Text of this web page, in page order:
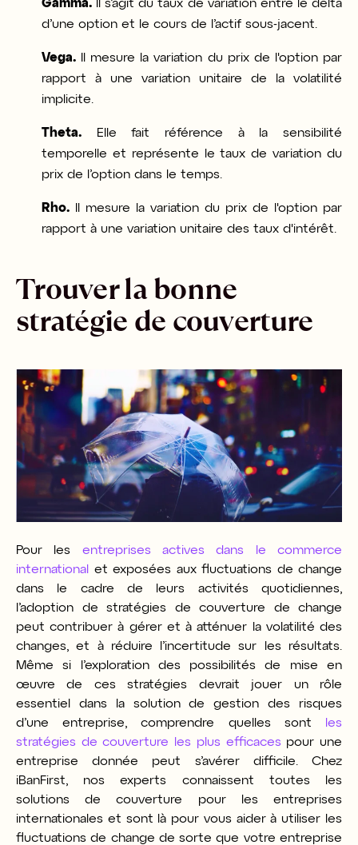
Gamma. Il s’agit du taux de variation entre le delta
d’une option et le cours de l’actif sous-jacent.
Vega. Il mesure la variation du prix de l'option par
rapport à une variation unitaire de la volatilité
implicite.
Theta. Elle fait référence à la sensibilité
temporelle et représente le taux de variation du
prix de l’option dans le temps.
Rho. Il mesure la variation du prix de l'option par
rapport à une variation unitaire des taux d'intérêt.
Trouver la bonne
stratégie de couverture
Pour les entreprises actives dans le commerce
international
et exposées aux fluctuations de change
dans le cadre de leurs activités quotidiennes,
l’adoption de stratégies de couverture de change
peut contribuer à gérer et à atténuer la volatilité des
changes, et à réduire l’incertitude sur les résultats.
Même si l’exploration des possibilités de mise en
œuvre de ces stratégies devrait jouer un rôle
essentiel dans la solution de gestion des risques
d’une entreprise, comprendre quelles sont
les
stratégies de couverture les plus efficaces pour une
entreprise donnée peut s’avérer difficile. Chez
iBanFirst, nos experts connaissent toutes les
solutions de couverture pour les entreprises
internationales et sont là pour vous aider à utiliser les
fluctuations de change de sorte que votre entreprise